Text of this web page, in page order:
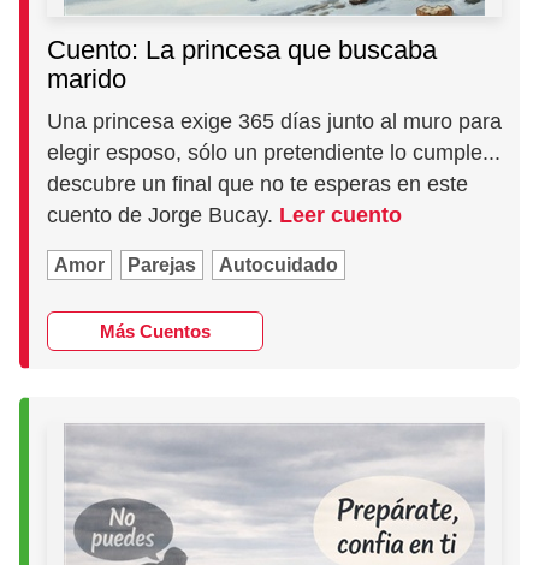
Cuento: La princesa que buscaba
marido
Una princesa exige 365 días junto al muro para
elegir esposo, sólo un pretendiente lo cumple...
descubre un final que no te esperas en este
cuento de Jorge Bucay. Leer cuento
Amor Parejas Autocuidado
Más Cuentos